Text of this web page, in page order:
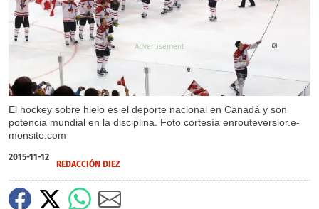
El hockey sobre hielo es el deporte nacional en Canadá y son
potencia mundial en la disciplina. Foto cortesía enrouteverslor.e-
monsite.com
X
2015-11-12
REDACCIÓN DIEZ